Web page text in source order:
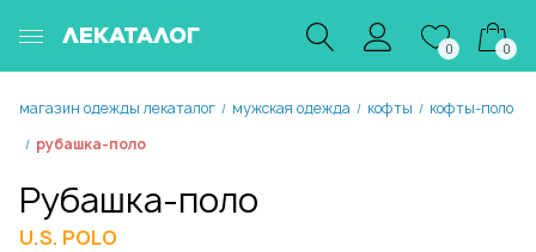
ЛЕКАТАЛОГ
0 0
магазин одежды лекаталог / мужская одежда / кофты / кофты-поло
/ рубашка-поло
Рубашка-поло
U.S. POLO